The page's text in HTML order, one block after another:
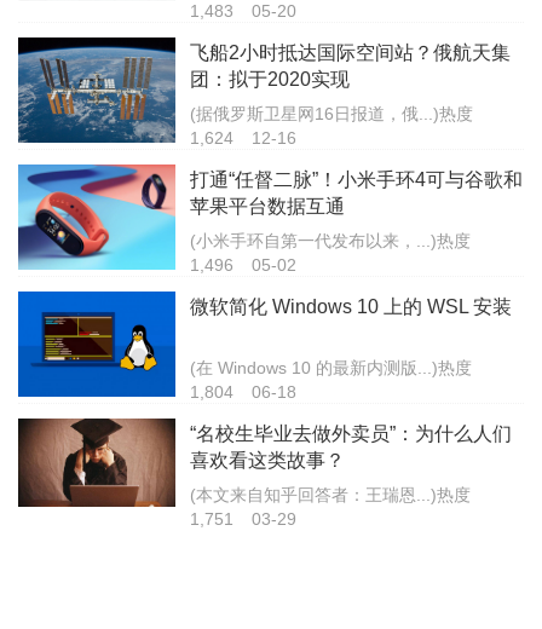
1,483
05-20
飞船2小时抵达国际空间站？俄航天集
团：拟于2020实现
(据俄罗斯卫星网16日报道，俄...)热度
1,624
12-16
打通“任督二脉”！小米手环4可与谷歌和
苹果平台数据互通
(小米手环自第一代发布以来，...)热度
1,496
05-02
微软简化 Windows 10 上的 WSL 安装
(在 Windows 10 的最新内测版...)热度
1,804
06-18
“名校生毕业去做外卖员”：为什么人们
喜欢看这类故事？
(本文来自知乎回答者：王瑞恩...)热度
1,751
03-29